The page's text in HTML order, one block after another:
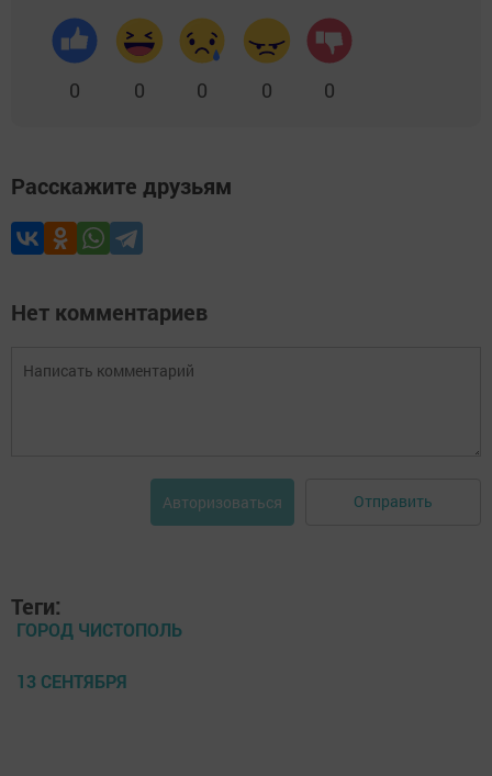
0 0 0 0 0
Расскажите друзьям
Нет комментариев
Авторизоваться Отправить
Теги:
ГОРОД ЧИСТОПОЛЬ
13 СЕНТЯБРЯ